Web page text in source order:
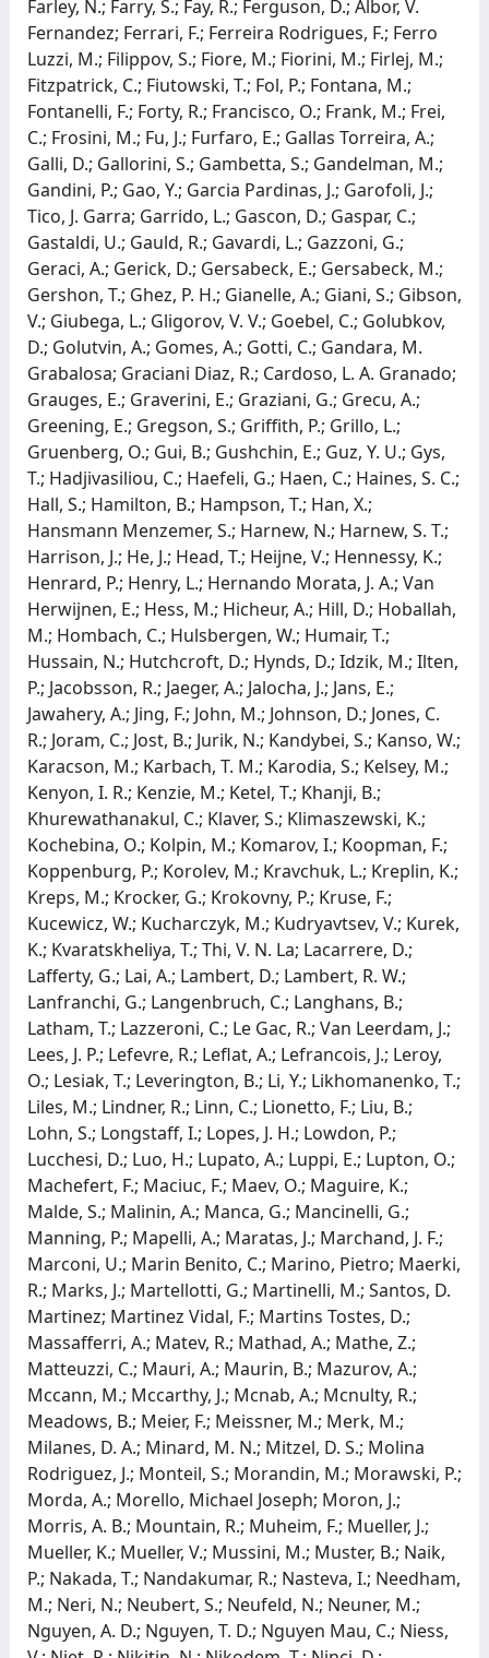
Farley, N.; Farry, S.; Fay, R.; Ferguson, D.; Albor, V.
Fernandez; Ferrari, F.; Ferreira Rodrigues, F.; Ferro
Luzzi, M.; Filippov, S.; Fiore, M.; Fiorini, M.; Firlej, M.;
Fitzpatrick, C.; Fiutowski, T.; Fol, P.; Fontana, M.;
Fontanelli, F.; Forty, R.; Francisco, O.; Frank, M.; Frei,
C.; Frosini, M.; Fu, J.; Furfaro, E.; Gallas Torreira, A.;
Galli, D.; Gallorini, S.; Gambetta, S.; Gandelman, M.;
Gandini, P.; Gao, Y.; Garcia Pardinas, J.; Garofoli, J.;
Tico, J. Garra; Garrido, L.; Gascon, D.; Gaspar, C.;
Gastaldi, U.; Gauld, R.; Gavardi, L.; Gazzoni, G.;
Geraci, A.; Gerick, D.; Gersabeck, E.; Gersabeck, M.;
Gershon, T.; Ghez, P. H.; Gianelle, A.; Giani, S.; Gibson,
V.; Giubega, L.; Gligorov, V. V.; Goebel, C.; Golubkov,
D.; Golutvin, A.; Gomes, A.; Gotti, C.; Gandara, M.
Grabalosa; Graciani Diaz, R.; Cardoso, L. A. Granado;
Grauges, E.; Graverini, E.; Graziani, G.; Grecu, A.;
Greening, E.; Gregson, S.; Griffith, P.; Grillo, L.;
Gruenberg, O.; Gui, B.; Gushchin, E.; Guz, Y. U.; Gys,
T.; Hadjivasiliou, C.; Haefeli, G.; Haen, C.; Haines, S. C.;
Hall, S.; Hamilton, B.; Hampson, T.; Han, X.;
Hansmann Menzemer, S.; Harnew, N.; Harnew, S. T.;
Harrison, J.; He, J.; Head, T.; Heijne, V.; Hennessy, K.;
Henrard, P.; Henry, L.; Hernando Morata, J. A.; Van
Herwijnen, E.; Hess, M.; Hicheur, A.; Hill, D.; Hoballah,
M.; Hombach, C.; Hulsbergen, W.; Humair, T.;
Hussain, N.; Hutchcroft, D.; Hynds, D.; Idzik, M.; Ilten,
P.; Jacobsson, R.; Jaeger, A.; Jalocha, J.; Jans, E.;
Jawahery, A.; Jing, F.; John, M.; Johnson, D.; Jones, C.
R.; Joram, C.; Jost, B.; Jurik, N.; Kandybei, S.; Kanso, W.;
Karacson, M.; Karbach, T. M.; Karodia, S.; Kelsey, M.;
Kenyon, I. R.; Kenzie, M.; Ketel, T.; Khanji, B.;
Khurewathanakul, C.; Klaver, S.; Klimaszewski, K.;
Kochebina, O.; Kolpin, M.; Komarov, I.; Koopman, F.;
Koppenburg, P.; Korolev, M.; Kravchuk, L.; Kreplin, K.;
Kreps, M.; Krocker, G.; Krokovny, P.; Kruse, F.;
Kucewicz, W.; Kucharczyk, M.; Kudryavtsev, V.; Kurek,
K.; Kvaratskheliya, T.; Thi, V. N. La; Lacarrere, D.;
Lafferty, G.; Lai, A.; Lambert, D.; Lambert, R. W.;
Lanfranchi, G.; Langenbruch, C.; Langhans, B.;
Latham, T.; Lazzeroni, C.; Le Gac, R.; Van Leerdam, J.;
Lees, J. P.; Lefevre, R.; Leflat, A.; Lefrancois, J.; Leroy,
O.; Lesiak, T.; Leverington, B.; Li, Y.; Likhomanenko, T.;
Liles, M.; Lindner, R.; Linn, C.; Lionetto, F.; Liu, B.;
Lohn, S.; Longstaff, I.; Lopes, J. H.; Lowdon, P.;
Lucchesi, D.; Luo, H.; Lupato, A.; Luppi, E.; Lupton, O.;
Machefert, F.; Maciuc, F.; Maev, O.; Maguire, K.;
Malde, S.; Malinin, A.; Manca, G.; Mancinelli, G.;
Manning, P.; Mapelli, A.; Maratas, J.; Marchand, J. F.;
Marconi, U.; Marin Benito, C.; Marino, Pietro; Maerki,
R.; Marks, J.; Martellotti, G.; Martinelli, M.; Santos, D.
Martinez; Martinez Vidal, F.; Martins Tostes, D.;
Massafferri, A.; Matev, R.; Mathad, A.; Mathe, Z.;
Matteuzzi, C.; Mauri, A.; Maurin, B.; Mazurov, A.;
Mccann, M.; Mccarthy, J.; Mcnab, A.; Mcnulty, R.;
Meadows, B.; Meier, F.; Meissner, M.; Merk, M.;
Milanes, D. A.; Minard, M. N.; Mitzel, D. S.; Molina
Rodriguez, J.; Monteil, S.; Morandin, M.; Morawski, P.;
Morda, A.; Morello, Michael Joseph; Moron, J.;
Morris, A. B.; Mountain, R.; Muheim, F.; Mueller, J.;
Mueller, K.; Mueller, V.; Mussini, M.; Muster, B.; Naik,
P.; Nakada, T.; Nandakumar, R.; Nasteva, I.; Needham,
M.; Neri, N.; Neubert, S.; Neufeld, N.; Neuner, M.;
Nguyen, A. D.; Nguyen, T. D.; Nguyen Mau, C.; Niess,